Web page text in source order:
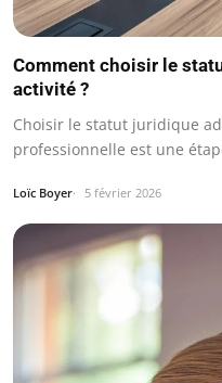
Comment choisir le
activité ?
Choisir le statut juridique
professionnelle est une
Loïc Boyer 5 février 2026